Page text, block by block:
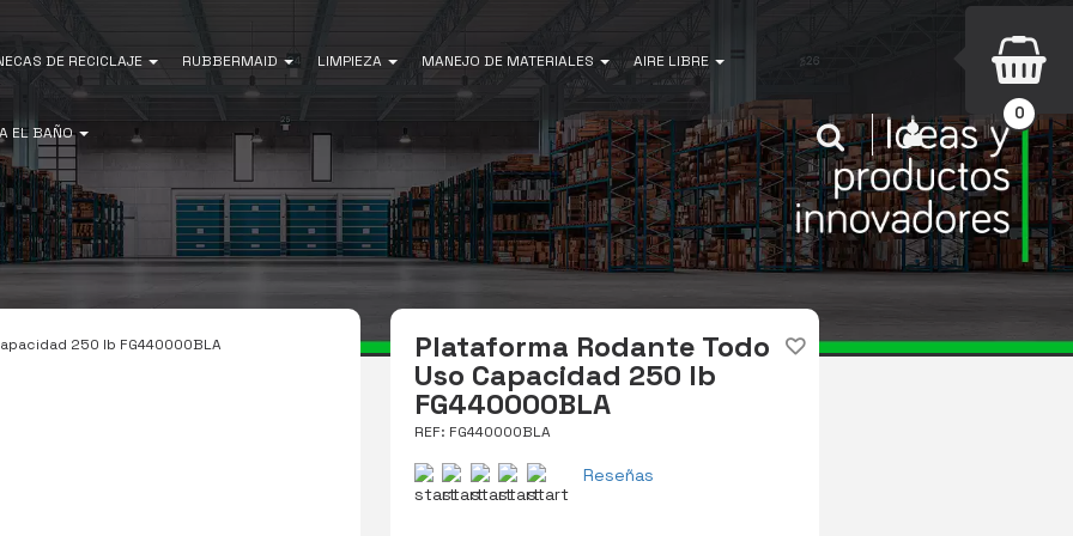
DE RECICLAJE RUBBERMAID LIMPIEZA MANEJO DE MATERIALES AIRE LIBRE
EL BAÑO INICIAR SESIÓN
Buscar
0
250 lb FG440000BLA
Plataforma Rodante Todo
Uso Capacidad 250 lb
FG440000BLA
REF: FG440000BLA
Reseñas